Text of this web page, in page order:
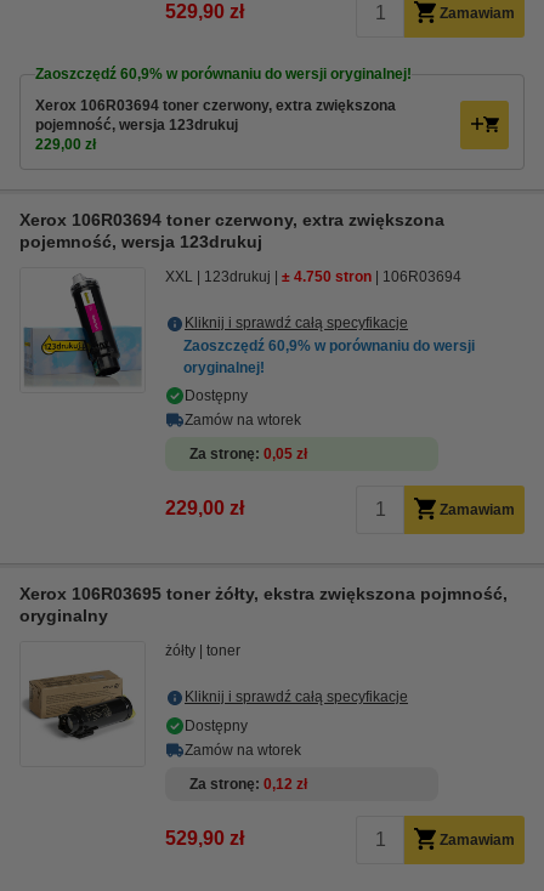
529,90 zł Zamawiam
Zaoszczędź 60,9% w porównaniu do wersji oryginalnej!
Xerox 106R03694 toner czerwony, extra zwiększona
pojemność, wersja 123drukuj
229,00 zł
Xerox 106R03694 toner czerwony, extra zwiększona
pojemność, wersja 123drukuj
XXL 123drukuj ± 4.750 stron 106R03694
Kliknij i sprawdź całą specyfikacje
Zaoszczędź 60,9% w porównaniu do wersji
oryginalnej!
Dostępny
Zamów na wtorek
Za stronę 0,05 zł
229,00 zł Zamawiam
Xerox 106R03695 toner żółty, ekstra zwiększona pojmność,
oryginalny
żółty toner
Kliknij i sprawdź całą specyfikacje
Dostępny
Zamów na wtorek
Za stronę 0,12 zł
529,90 zł Zamawiam